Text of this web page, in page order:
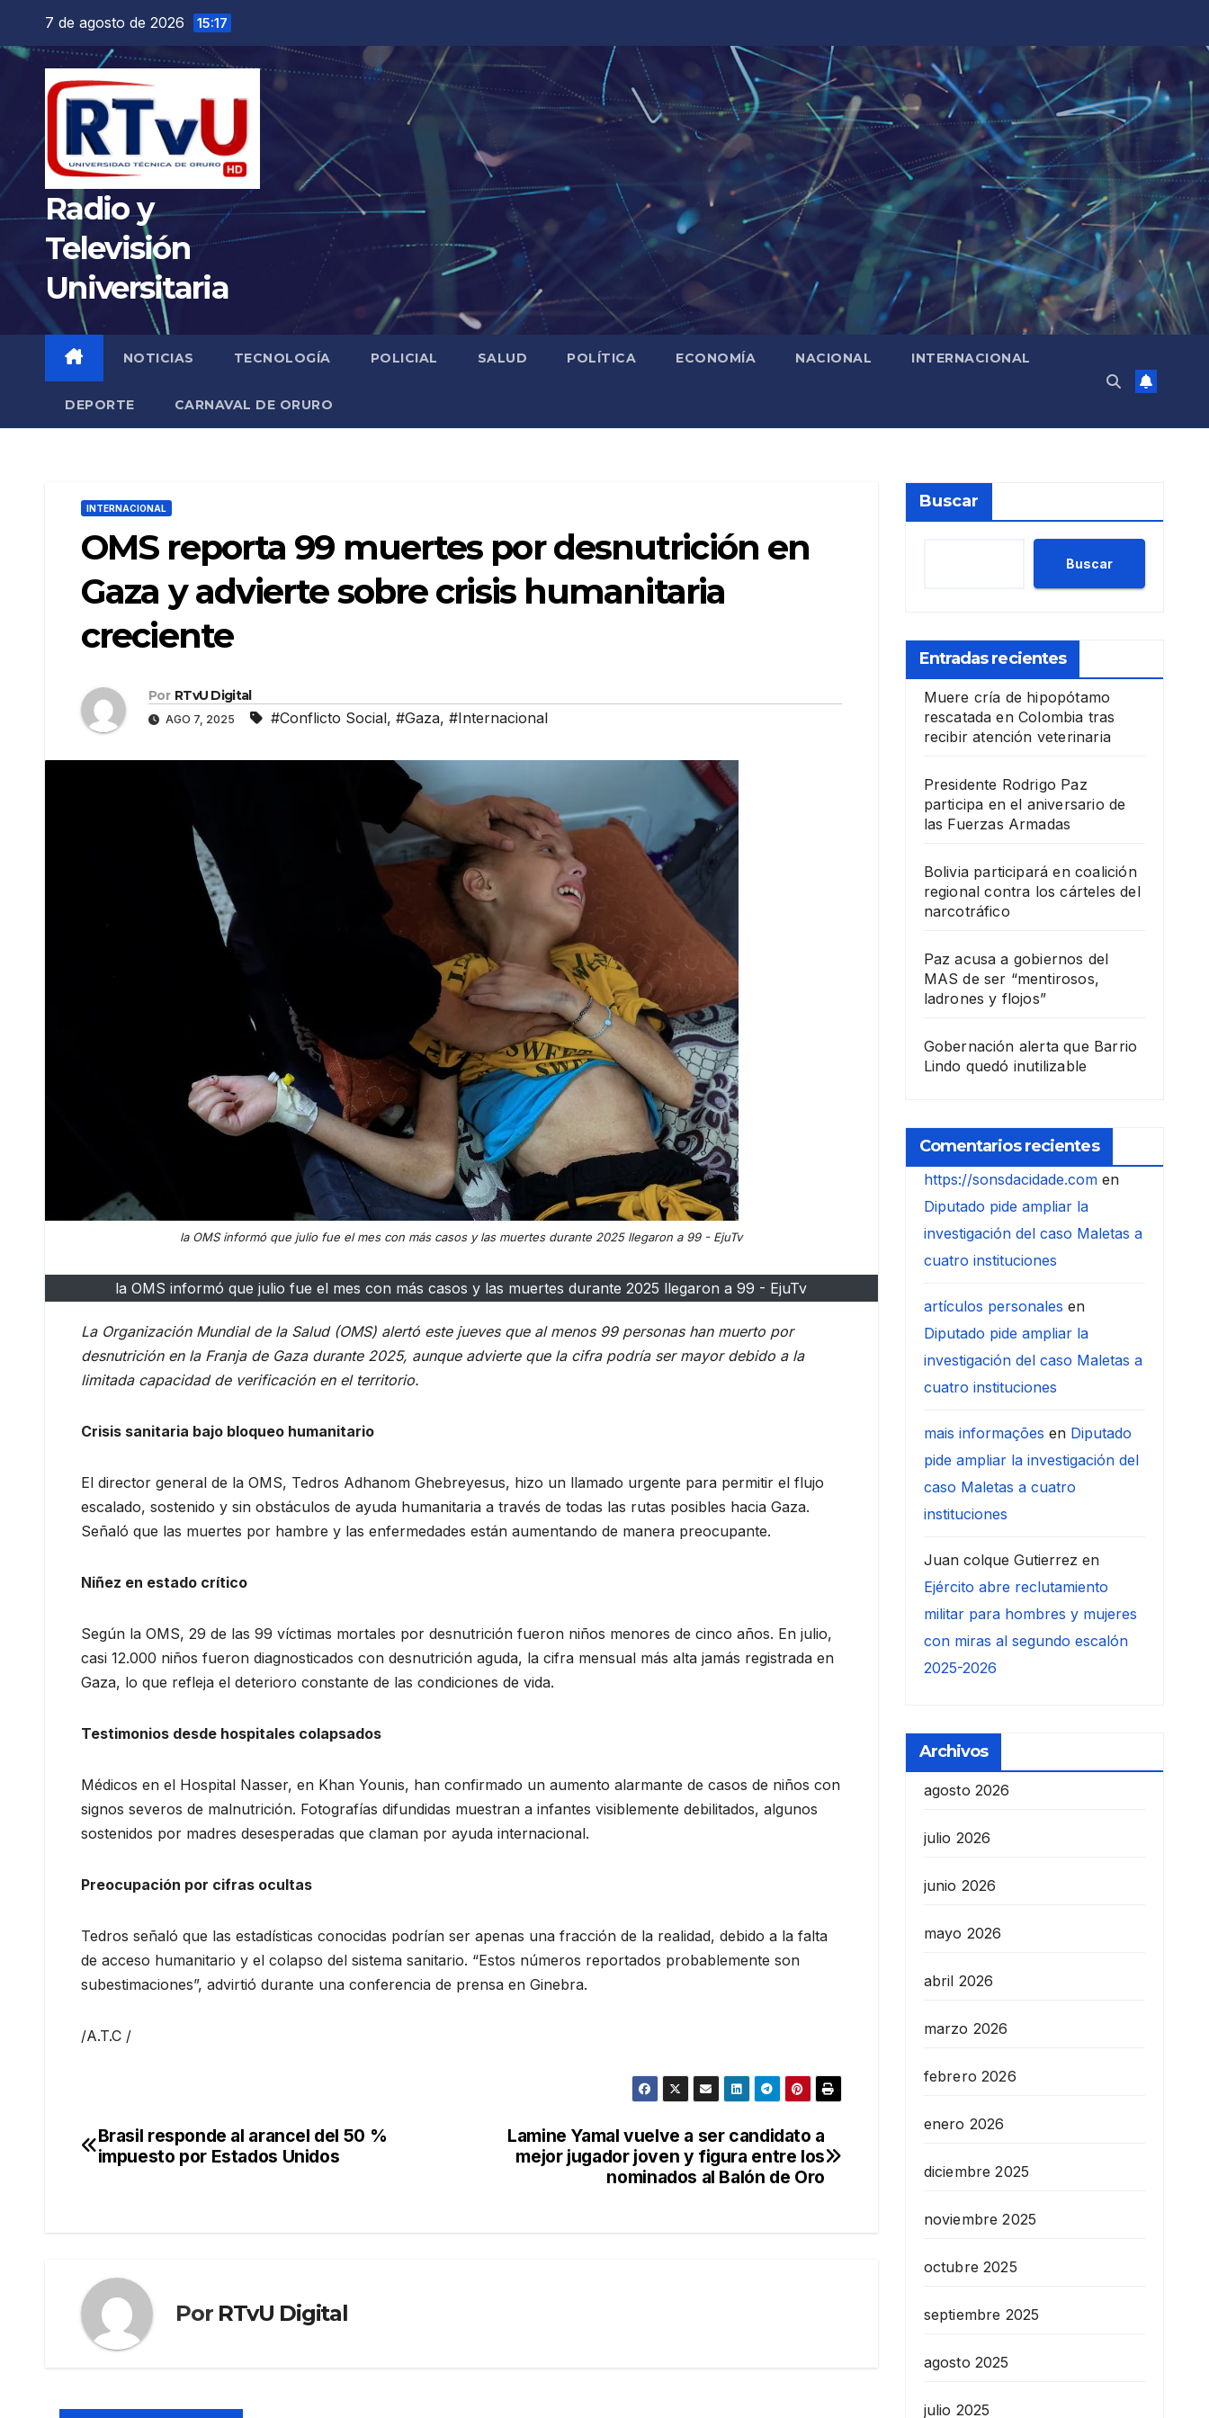
contenido
7 de agosto de 2026 15:17
Radio y
Televisión
Universitaria
NOTICIAS TECNOLOGÍA POLICIAL SALUD POLÍTICA ECONOMÍA NACIONAL INTERNACIONAL
DEPORTE CARNAVAL DE ORURO
INTERNACIONAL
OMS reporta 99 muertes por desnutrición en
Gaza y advierte sobre crisis humanitaria
creciente
Por RTvU Digital
AGO 7, 2025 #Conflicto Social, #Gaza, #Internacional
la OMS informó que julio fue el mes con más casos y las muertes durante 2025 llegaron a 99 - EjuTv
la OMS informó que julio fue el mes con más casos y las muertes durante 2025 llegaron a 99 - EjuTv
La Organización Mundial de la Salud (OMS) alertó este jueves que al menos 99 personas han muerto por
desnutrición en la Franja de Gaza durante 2025, aunque advierte que la cifra podría ser mayor debido a la
limitada capacidad de verificación en el territorio.
Crisis sanitaria bajo bloqueo humanitario
El director general de la OMS, Tedros Adhanom Ghebreyesus, hizo un llamado urgente para permitir el flujo
escalado, sostenido y sin obstáculos de ayuda humanitaria a través de todas las rutas posibles hacia Gaza.
Señaló que las muertes por hambre y las enfermedades están aumentando de manera preocupante.
Niñez en estado crítico
Según la OMS, 29 de las 99 víctimas mortales por desnutrición fueron niños menores de cinco años. En julio,
casi 12.000 niños fueron diagnosticados con desnutrición aguda, la cifra mensual más alta jamás registrada en
Gaza, lo que refleja el deterioro constante de las condiciones de vida.
Testimonios desde hospitales colapsados
Médicos en el Hospital Nasser, en Khan Younis, han confirmado un aumento alarmante de casos de niños con
signos severos de malnutrición. Fotografías difundidas muestran a infantes visiblemente debilitados, algunos
sostenidos por madres desesperadas que claman por ayuda internacional.
Preocupación por cifras ocultas
Tedros señaló que las estadísticas conocidas podrían ser apenas una fracción de la realidad, debido a la falta
de acceso humanitario y el colapso del sistema sanitario. “Estos números reportados probablemente son
subestimaciones”, advirtió durante una conferencia de prensa en Ginebra.
/A.T.C /
Navegación
Lamine Yamal vuelve a ser candidato a
mejor jugador joven y figura entre los
nominados al Balón de Oro
Brasil responde al arancel del 50 %
impuesto por Estados Unidos
Por RTvU Digital
Buscar
Buscar
Entradas recientes
Muere cría de hipopótamo
rescatada en Colombia tras
recibir atención veterinaria
Presidente Rodrigo Paz
participa en el aniversario de
las Fuerzas Armadas
Bolivia participará en coalición
regional contra los cárteles del
narcotráfico
Paz acusa a gobiernos del
MAS de ser “mentirosos,
ladrones y flojos”
Gobernación alerta que Barrio
Lindo quedó inutilizable
Comentarios recientes
https://sonsdacidade.comen
Diputado pide ampliar la
investigación del caso Maletas a
cuatro instituciones
artículos personales en
Diputado pide ampliar la
investigación del caso Maletas a
cuatro instituciones
mais informações en Diputado
pide ampliar la investigación del
caso Maletas a cuatro
instituciones
Juan colque Gutierrez en
Ejército abre reclutamiento
militar para hombres y mujeres
con miras al segundo escalón
2025-2026
Archivos
agosto 2026
julio 2026
junio 2026
mayo 2026
abril 2026
marzo 2026
febrero 2026
enero 2026
diciembre 2025
noviembre 2025
octubre 2025
septiembre 2025
agosto 2025
julio 2025